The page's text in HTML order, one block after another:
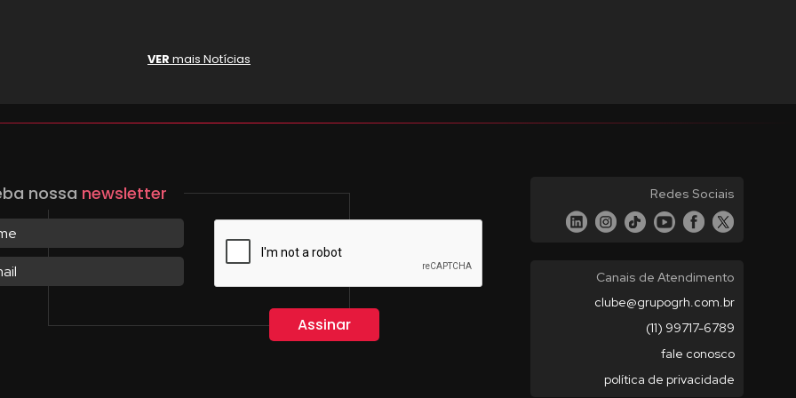
VER mais Notícias
nossa newsletter Redes Sociais
Canais de Atendimento
clube@grupogrh.com.br
(11) 99717-6789
fale conosco
política de privacidade